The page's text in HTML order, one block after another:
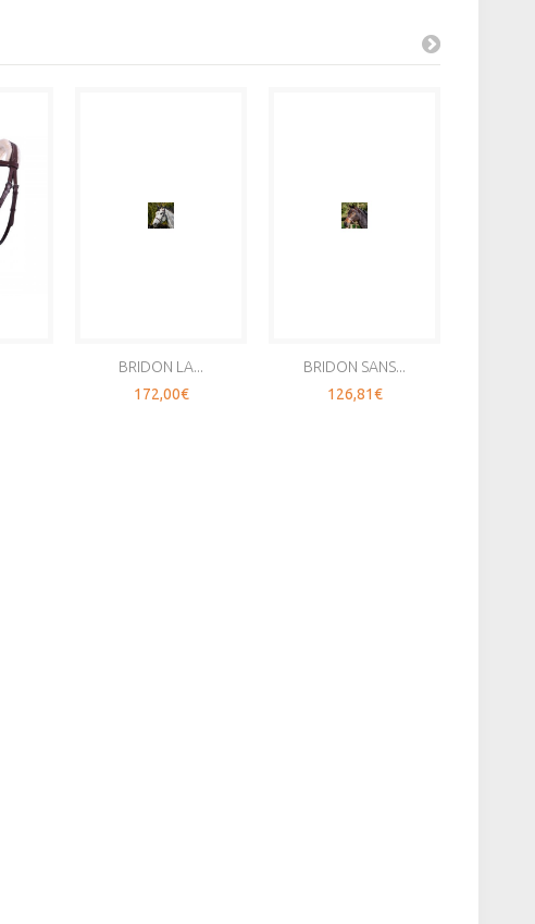
BRIDON LA...
172,00€
BRIDON SANS...
126,81€